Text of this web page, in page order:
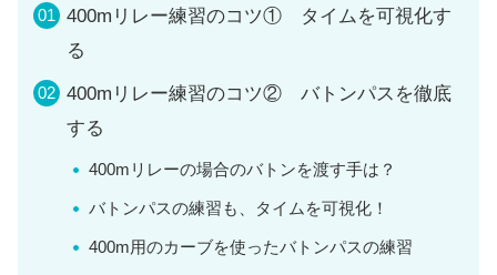
400mリレー練習のコツ① タイムを可視化す
る
400mリレー練習のコツ② バトンパスを徹底
する
400mリレーの場合のバトンを渡す手は？
バトンパスの練習も、タイムを可視化！
400m用のカーブを使ったバトンパスの練習